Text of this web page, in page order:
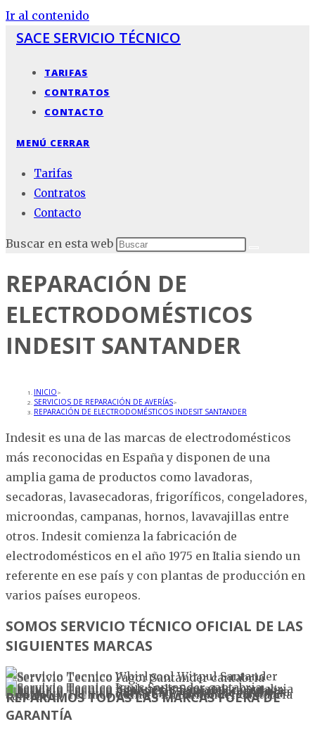
Ir al contenido
SACE SERVICIO TÉCNICO
TARIFAS
CONTRATOS
CONTACTO
MENÚ CERRAR
Tarifas
Contratos
Contacto
Buscar en esta web
REPARACIÓN DE
ELECTRODOMÉSTICOS
INDESIT SANTANDER
INICIO>
SERVICIOS DE REPARACIÓN DE AVERÍAS>
REPARACIÓN DE ELECTRODOMÉSTICOS INDESIT SANTANDER
Indesit es una de las marcas de electrodomésticos
más reconocidas en España y disponen de una
amplia gama de productos como lavadoras,
secadoras, lavasecadoras, frigoríficos, congeladores,
microondas, campanas, hornos, lavavajillas entre
otros. Indesit comienza la fabricación de
electrodomésticos en el año 1975 en Italia siendo un
referente en ese país y con plantas de producción en
varios países europeos.
SOMOS SERVICIO TÉCNICO OFICIAL DE LAS
SIGUIENTES MARCAS
REPARAMOS TODAS LAS MARCAS FUERA DE
GARANTÍA